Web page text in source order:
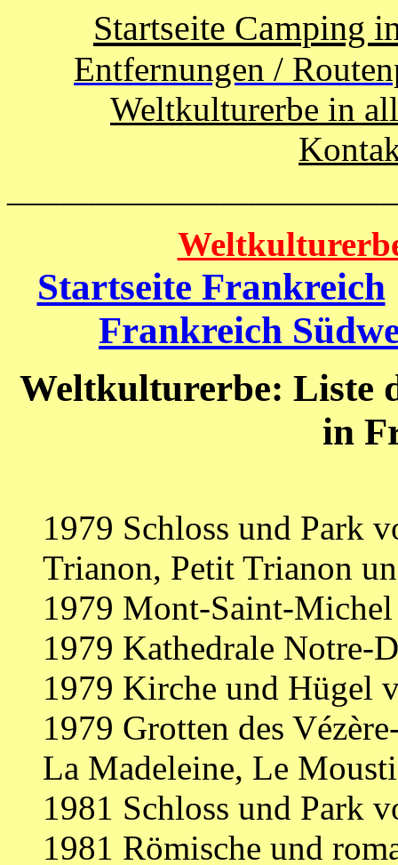
Startseite Camping
Entfernungen /
Weltkulturerbe in
Startseite Frankreich
Frankreich
Weltkulturerbe: Liste
in
1979 Schloss und Park
Trianon, Petit Trianon
1979 Mont-Saint-
1979 Kathedrale Notre-
1979 Kirche und Hügel
1979 Grotten des
La Madeleine, Le
1981 Schloss und Park
1981 Römische und